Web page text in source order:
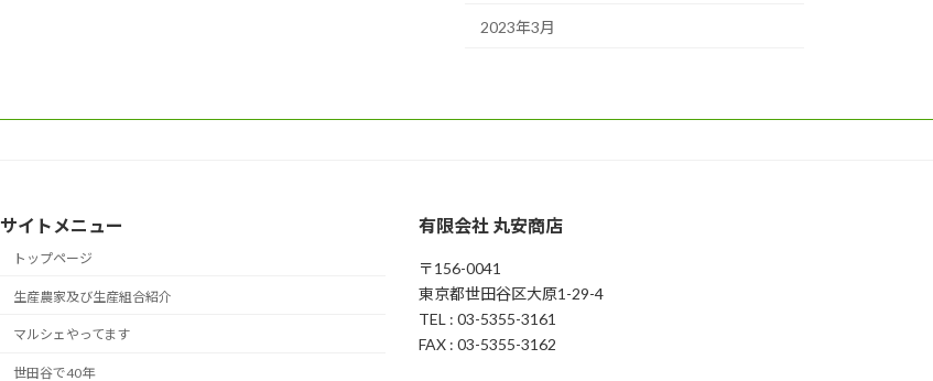
2023年3月
サイトメニュー
トップページ
生産農家及び生産組合紹介
マルシェやってます
世田谷で40年
有限会社 丸安商店
〒156-0041
東京都世田谷区大原1-29-4
TEL : 03-5355-3161
FAX : 03-5355-3162